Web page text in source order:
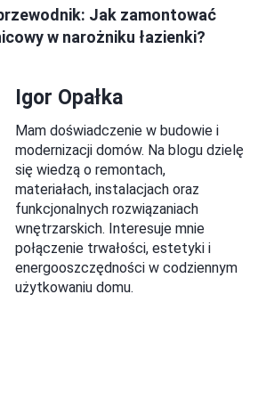
Jak zamontować
w narożniku łazienki?
Igor Opałka
Mam doświadczenie w budowie i
modernizacji domów. Na blogu dzielę
się wiedzą o remontach,
materiałach, instalacjach oraz
funkcjonalnych rozwiązaniach
wnętrzarskich. Interesuje mnie
połączenie trwałości, estetyki i
energooszczędności w codziennym
użytkowaniu domu.